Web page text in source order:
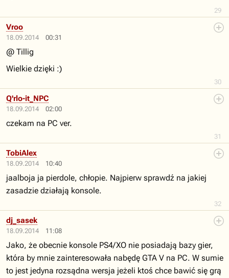
29
18.09.2014 00:31
30
Vroo
@ Tillig
Wielkie dzięki :)
18.09.2014 02:00
31
Q'rlo-it_NPC
czekam na PC ver.
18.09.2014 10:40
32
TobiAlex
jaalboja ja pierdole, chłopie. Najpierw sprawdź na jakiej
zasadzie działają konsole.
18.09.2014 11:08
dj_sasek
Jako, że obecnie konsole PS4/XO nie posiadają bazy gier,
która by mnie zainteresowała nabędę GTA V na PC. W sumie
to jest jedyna rozsądna wersja jeżeli ktoś chce bawić się grą